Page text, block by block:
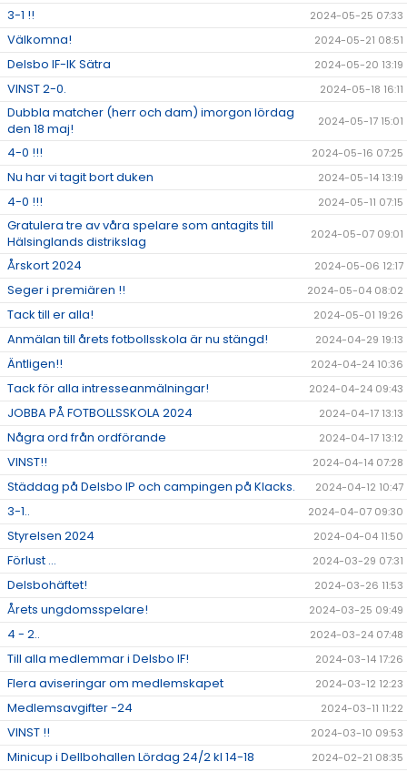
3-1 !! 2024-05-25 07:33
Välkomna! 2024-05-21 08:51
Delsbo IF-IK Sätra 2024-05-20 13:19
VINST 2-0. 2024-05-18 16:11
Dubbla matcher (herr och dam) imorgon lördag
den 18 maj!
2024-05-17 15:01
4-0 !!! 2024-05-16 07:25
Nu har vi tagit bort duken 2024-05-14 13:19
4-0 !!! 2024-05-11 07:15
Gratulera tre av våra spelare som antagits till
Hälsinglands distrikslag
2024-05-07 09:01
Årskort 2024 2024-05-06 12:17
Seger i premiären !! 2024-05-04 08:02
Tack till er alla! 2024-05-01 19:26
Anmälan till årets fotbollsskola är nu stängd! 2024-04-29 19:13
Äntligen!! 2024-04-24 10:36
Tack för alla intresseanmälningar! 2024-04-24 09:43
JOBBA PÅ FOTBOLLSSKOLA 2024 2024-04-17 13:13
Några ord från ordförande 2024-04-17 13:12
VINST!! 2024-04-14 07:28
Städdag på Delsbo IP och campingen på Klacks. 2024-04-12 10:47
3-1.. 2024-04-07 09:30
Styrelsen 2024 2024-04-04 11:50
Förlust ... 2024-03-29 07:31
Delsbohäftet! 2024-03-26 11:53
Årets ungdomsspelare! 2024-03-25 09:49
4 - 2.. 2024-03-24 07:48
Till alla medlemmar i Delsbo IF! 2024-03-14 17:26
Flera aviseringar om medlemskapet 2024-03-12 12:23
Medlemsavgifter -24 2024-03-11 11:22
VINST !! 2024-03-10 09:53
Minicup i Dellbohallen Lördag 24/2 kl 14-18 2024-02-21 08:35